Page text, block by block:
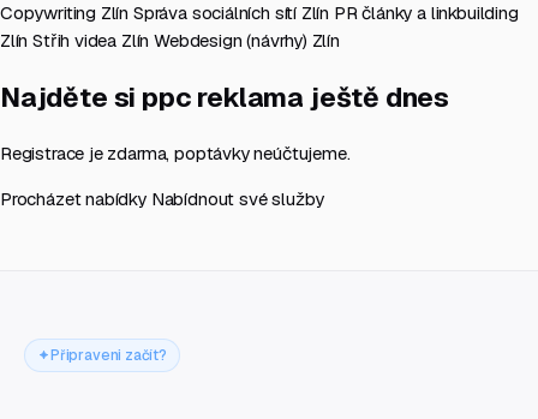
Copywriting Zlín Správa sociálních sítí Zlín PR články a linkbuilding
ZlínStřih videa ZlínWebdesign (návrhy) Zlín
Najděte si ppc reklama ještě dnes
Registrace je zdarma, poptávky neúčtujeme.
Procházet nabídky Nabídnout své služby
Připraveni začít?